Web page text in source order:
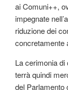
ai Comuni++,
impegnate
riduzione dei
concretamente
La cerimonia
terrà quindi
del Parlamento